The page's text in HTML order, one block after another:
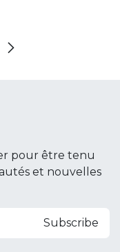
pour être tenu
et nouvelles
Subscribe